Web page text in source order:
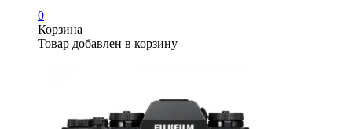
0
Корзина
Товар добавлен в корзину